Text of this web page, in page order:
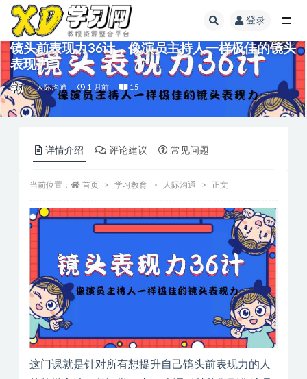
登录
镜头前表现力36计，像演员主持人一样极佳的镜头
表现力
人际沟通 1 月前 15
详情介绍 评论建议 常见问题
当前位置： 首页 学习教育 人际沟通 正文
这门课就是针对所有想提升自己镜头前表现力的人